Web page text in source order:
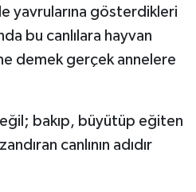
yavrularına gösterdikleri
bu canlılara hayvan
demek gerçek annelere
bakıp, büyütüp eğiten
canlının adıdır